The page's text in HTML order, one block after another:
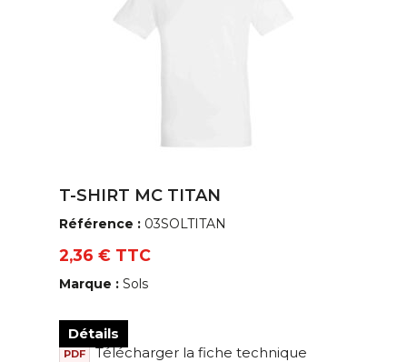
T-SHIRT MC TITAN
Référence : 03SOLTITAN
2,36 € TTC
Marque : Sols
Détails
PDF
Télécharger la fiche technique